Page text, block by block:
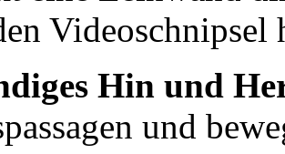
Hin und
und